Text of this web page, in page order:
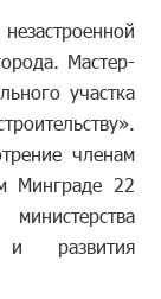
Мастер-
участка
членам
Минграде 22
и развития